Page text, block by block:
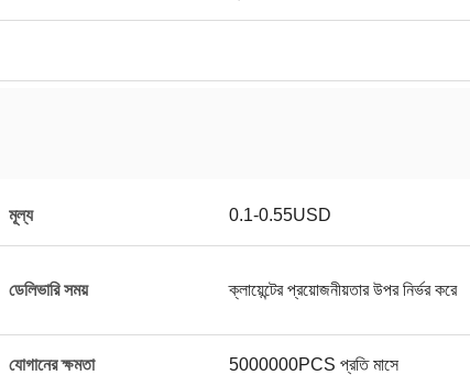
মূল্য 0.1-0.55USD
ডেলিভারি সময় ক্লায়েন্টের প্রয়োজনীয়তার উপর নির্ভর করে
যোগানের ক্ষমতা 5000000PCS প্রতি মাসে